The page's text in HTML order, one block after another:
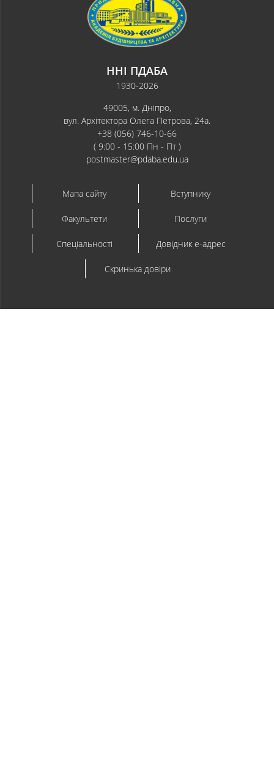
ННІ ПДАБА
1930-2026
49005, м. Дніпро,
вул. Архітектора Олега Петрова, 24а.
+38 (056) 746-10-66
( 9:00 - 15:00 Пн - Пт )
postmaster@pdaba.edu.ua
Мапа сайту Вступнику
Факультети Послуги
Спеціальності Довідник e-адрес
Скринька довіри